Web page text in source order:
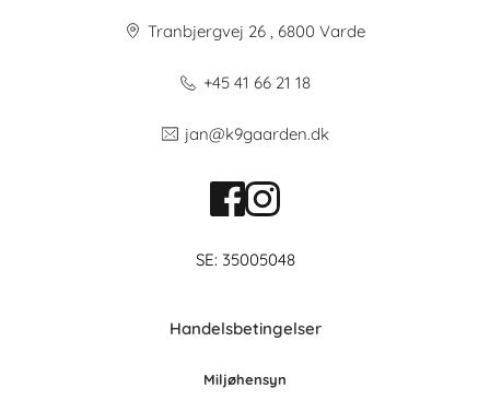
Tranbjergvej 26 , 6800 Varde
+45 41 66 21 18
jan@k9gaarden.dk
SE: 35005048
Handelsbetingelser
Miljøhensyn